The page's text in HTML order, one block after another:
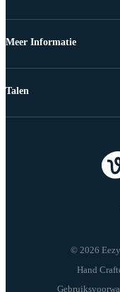
Meer Informatie
© 2026
Talen